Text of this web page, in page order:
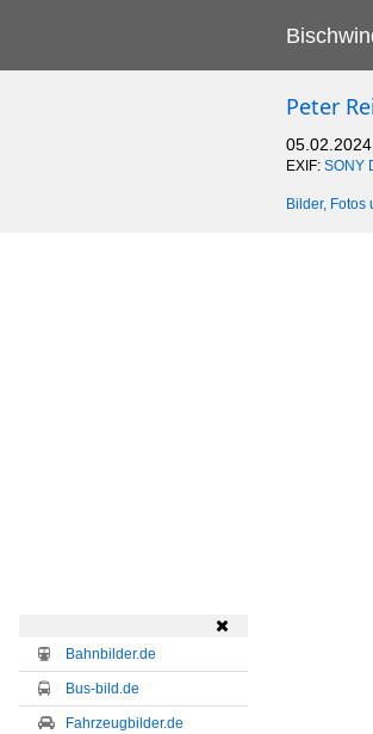
Peter
EXIF: SONY
Bilder, Fotos

Bahnbilder.de
Bus-bild.de
Fahrzeugbilder.de